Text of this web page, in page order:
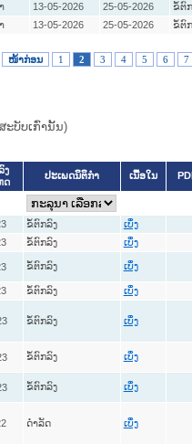
13-05-2026 25-05-2026 ຂໍ້ຕົ
13-05-2026 25-05-2026 ຂໍ້ຕົ
ໜ້າກ່ອນ 1 2 3 4 5 6 7
ບັບເກົ່ານັ້ນ)
ງ
ດ
ປະເພດນິຕິກຳ ເນື້ອໃນ
ຂໍ້ຕົກລົງ ເບິ່ງ
ຂໍ້ຕົກລົງ ເບິ່ງ
ຂໍ້ຕົກລົງ ເບິ່ງ
ຂໍ້ຕົກລົງ ເບິ່ງ
ຂໍ້ຕົກລົງ ເບິ່ງ
ຂໍ້ຕົກລົງ ເບິ່ງ
ຂໍ້ຕົກລົງ ເບິ່ງ
ດໍາລັດ ເບິ່ງ